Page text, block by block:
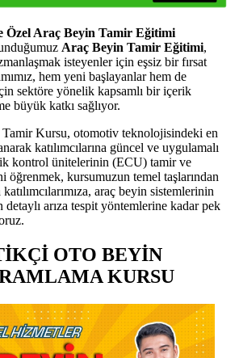
Araç Beyin Tamir Eğitimi
Araç Beyin Tamir Eğitimi,
isteyenler için eşsiz bir fırsat
hem yeni başlayanlar hem de
sektöre yönelik kapsamlı bir içerik
büyük katkı sağlıyor.
Kursu, otomotiv teknolojisindeki en
katılımcılarına güncel ve uygulamalı
kontrol ünitelerinin (ECU) tamir ve
öğrenmek, kursumuzun temel taşlarından
araç beyin sistemlerinin
detaylı arıza tespit yöntemlerine kadar pek
OTO BEYİN
KURSU